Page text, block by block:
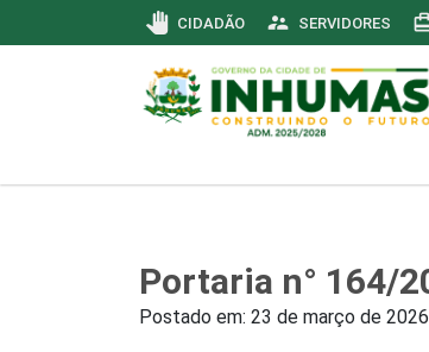
pan_tool CIDADÃO supervisor_account SERVIDORES
Portaria n° 164/
Postado em: 23 de março de 2026